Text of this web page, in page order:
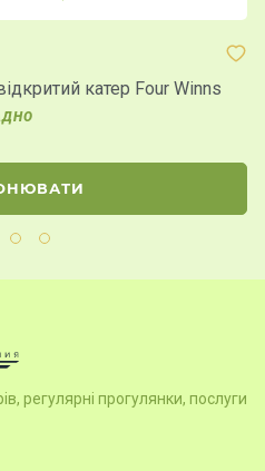
катер Four Winns
регулярні прогулянки, послуги